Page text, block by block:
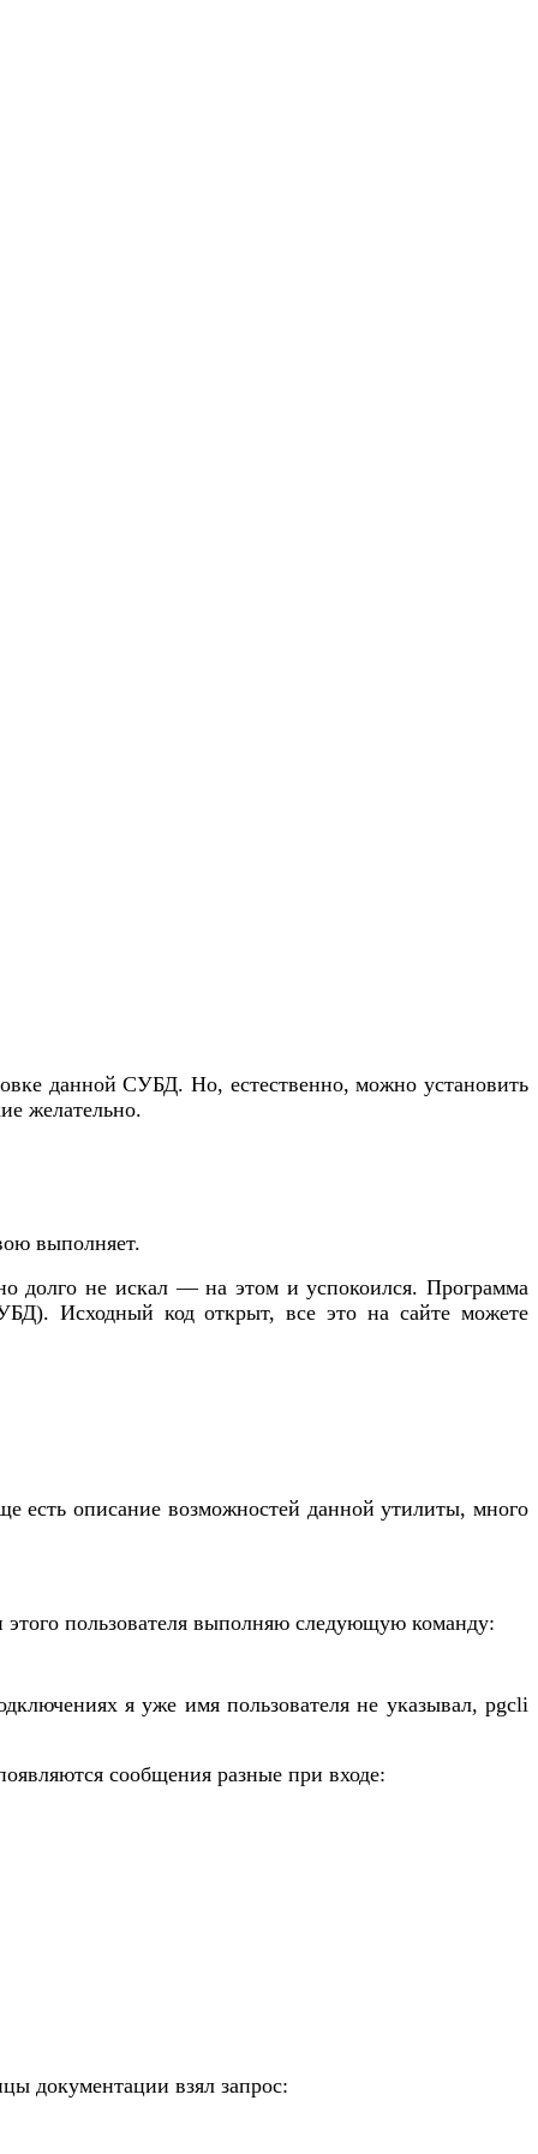
данной СУБД. Но, естественно, можно установить
желательно.
выполняет.
долго не искал — на этом и успокоился. Программа
Исходный код открыт, все это на сайте можете
есть описание возможностей данной утилиты, много
этого пользователя выполняю следующую команду:
я уже имя пользователя не указывал, pgcli
сообщения разные при входе:
документации взял запрос: